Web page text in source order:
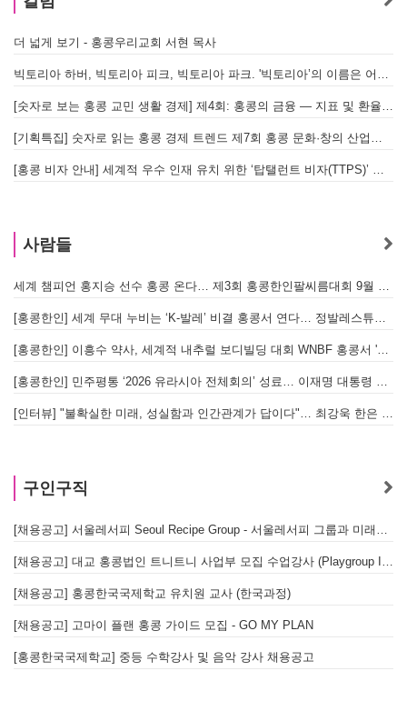
더 넓게 보기 - 홍콩우리교회 서현 목사
빅토리아 하버, 빅토리아 피크, 빅토리아 파크. '빅토리아’의 이름은 어떻게 온 걸까? - [이승권 원장의 생활칼럼]
[숫자로 보는 홍콩 교민 생활 경제] 제4회: 홍콩의 금융 — 지표 및 환율, MPF 운영 현황
[기획특집] 숫자로 읽는 홍콩 경제 트렌드 제7회 홍콩 문화·창의 산업의 구조와 분야별 동향
[홍콩 비자 안내] 세계적 우수 인재 유치 위한 ‘탑탤런트 비자(TTPS)’ 주요 요건
사람들
세계 챔피언 홍지승 선수 홍콩 온다… 제3회 홍콩한인팔씨름대회 9월 12일 개최
[홍콩한인] 세계 무대 누비는 ‘K-발레’ 비결 홍콩서 연다… 정발레스튜디오 개원
[홍콩한인] 이흥수 약사, 세계적 내추럴 보디빌딩 대회 WNBF 홍콩서 '마스터 부문 1위' 기염
[홍콩한인] 민주평통 ‘2026 유라시아 전체회의’ 성료… 이재명 대통령 참석으로 의미 더해
[인터뷰] "불확실한 미래, 성실함과 인간관계가 답이다"… 최강욱 한은 부소장이 청소년들에게 전하는 응원
구인구직
[채용공고] 서울레서피 Seoul Recipe Group - 서울레서피 그룹과 미래를 함께할 유능한 인재를 모십니다
[채용공고] 대교 홍콩법인 트니트니 사업부 모집 수업강사 (Playgroup Instructor)
[채용공고] 홍콩한국국제학교 유치원 교사 (한국과정)
[채용공고] 고마이 플랜 홍콩 가이드 모집 - GO MY PLAN
[홍콩한국국제학교] 중등 수학강사 및 음악 강사 채용공고